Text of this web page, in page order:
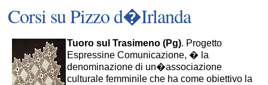
Corsi su Pizzo d�Irlanda
Tuoro sul Trasimeno (Pg). Progetto
Espressine Comunicazione, � la
denominazione di un�associazione
culturale femminile che ha come obiettivo la